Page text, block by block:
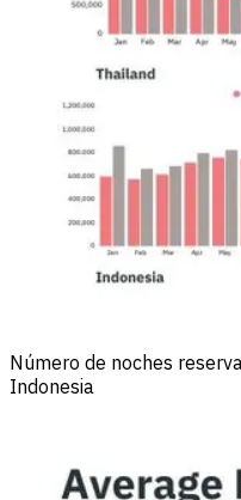
Número de noches
Indonesia